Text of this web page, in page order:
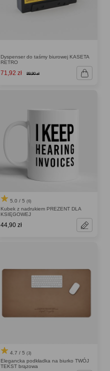
Dyspenser do taśmy biurowej KASETA
RETRO
71,92 zł 89,90 zł
5.0 / 5 (6)
Kubek z nadrukiem PREZENT DLA
KSIĘGOWEJ
44,90 zł
4.7 / 5 (3)
Elegancka podkładka na biurko TWÓJ
TEKST brązowa